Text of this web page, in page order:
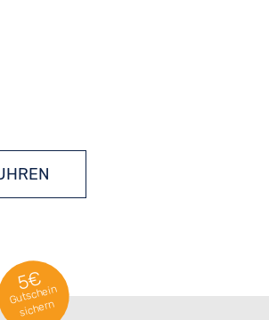
5€
Gutschein
sichern